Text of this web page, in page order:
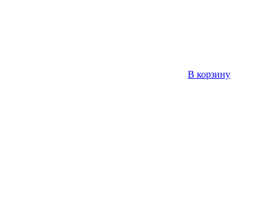
В корзину